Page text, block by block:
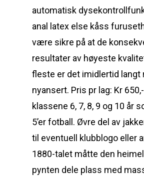
automatisk
anal latex else kåss
være sikre på at de
resultater av høyeste
fleste er det imidlertid langt
nyansert. Pris pr lag: Kr
klassene 6, 7, 8, 9 og 10 år
5’er fotball. Øvre del av
til eventuell klubblogo eller
1880-talet måtte den
pynten dele plass med